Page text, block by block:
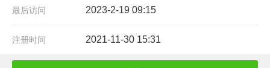
2023-2-19 09:15
最后访问
2021-11-30 15:31
注册时间